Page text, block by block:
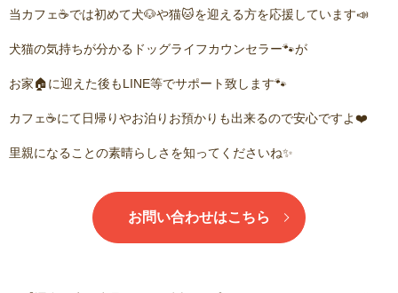
当カフェ☕️では初めて犬🐶や猫🐱を迎える方を応援しています📣
犬猫の気持ちが分かるドッグライフカウンセラー🐾が
お家🏠に迎えた後もLINE等でサポート致します🐾
カフェ☕️にて日帰りやお泊りお預かりも出来るので安心ですよ❤️
里親になることの素晴らしさを知ってくださいね✨
お問い合わせはこちら